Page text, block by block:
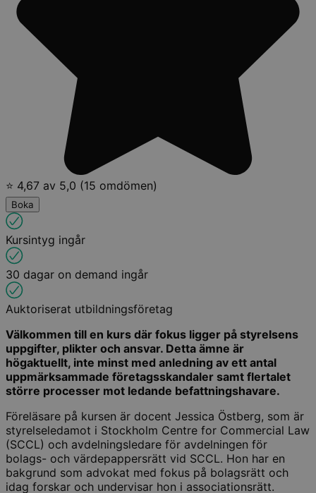
⭐ 4,67 av 5,0 (15 omdömen)
Boka
Kursintyg ingår
30 dagar on demand ingår
Auktoriserat utbildningsföretag
Välkommen till en kurs där fokus ligger på styrelsens
uppgifter, plikter och ansvar. Detta ämne är
högaktuellt, inte minst med anledning av ett antal
uppmärksammade företagsskandaler samt flertalet
större processer mot ledande befattningshavare.
Föreläsare på kursen är docent Jessica Östberg, som är
styrelseledamot i Stockholm Centre for Commercial Law
(SCCL) och avdelningsledare för avdelningen för
bolags- och värdepappersrätt vid SCCL. Hon har en
bakgrund som advokat med fokus på bolagsrätt och
idag forskar och undervisar hon i associationsrätt.